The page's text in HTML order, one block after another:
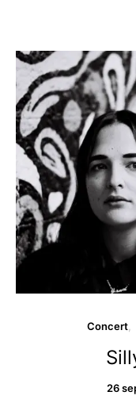
Concert
26